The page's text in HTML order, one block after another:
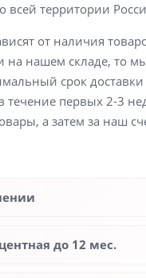
всей территории
от наличия
нашем складе, то
срок
течение первых 2-3
а затем за наш
до 12 мес.